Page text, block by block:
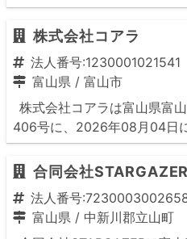
株式会社コアラ
法人番号:1230001021541
富山県 / 富山市
株式会社コアラは富山県富
406号に、2026年08月04日
合同会社STARGAZER
法人番号
富山県 / 中新川郡立山町